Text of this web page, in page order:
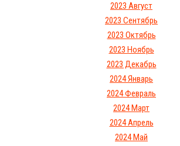
2023 Август
2023 Сентябрь
2023 Октябрь
2023 Ноябрь
2023 Декабрь
2024 Январь
2024 Февраль
2024 Март
2024 Апрель
2024 Май